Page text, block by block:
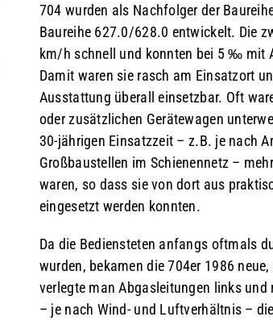
704 wurden als Nachfolger der
Baureihe 627.0/628.0 entwickelt. Die
km/h schnell und konnten bei 5 ‰ mit
Damit waren sie rasch am Einsatzort
Ausstattung überall einsetzbar. Oft
oder zusätzlichen Gerätewagen
30-jährigen Einsatzzeit – z.B. je nach
Großbaustellen im Schienennetz –
waren, so dass sie von dort aus
eingesetzt werden konnten.
Da die Bediensteten anfangs oftmals
wurden, bekamen die 704er 1986
verlegte man Abgasleitungen links
– je nach Wind- und Luftverhältnis –